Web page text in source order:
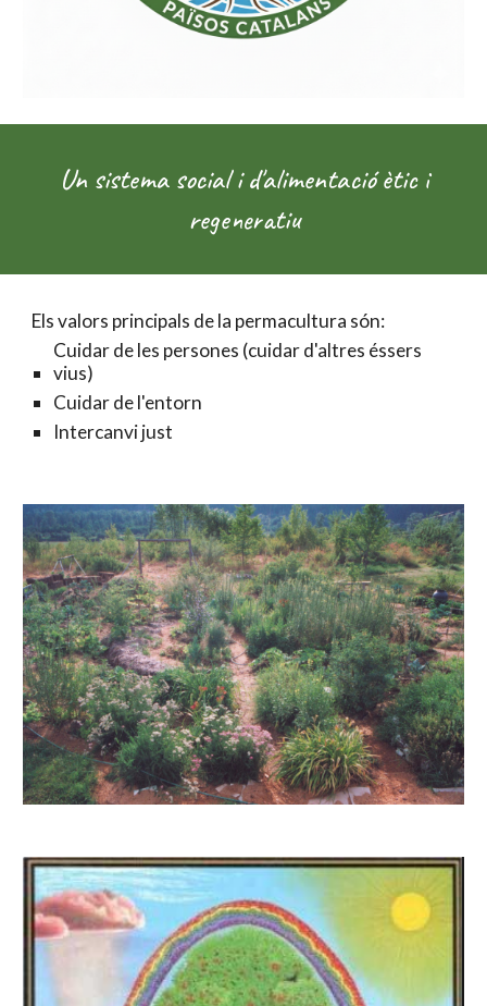
Un sistema social i d'alimentacióètic i
regeneratiu
Els valors principals de la permacultura són:
Cuidar de les persones (cuidar d'altres éssers
vius)
Cuidar de l'entorn
Intercanvi just